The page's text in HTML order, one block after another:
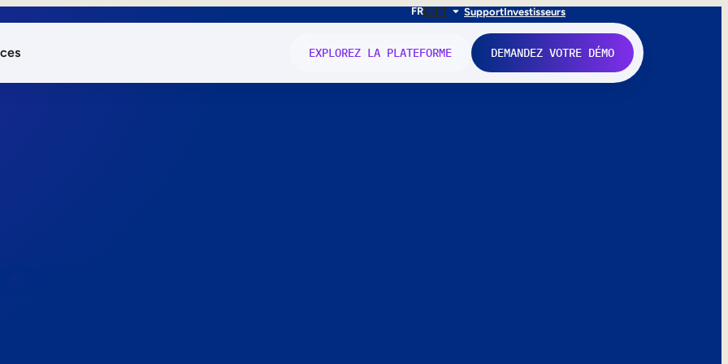
FRENIT SupportInvestisseurs
EXPLOREZ LA PLATEFORME DEMANDEZ VOTRE DÉMO